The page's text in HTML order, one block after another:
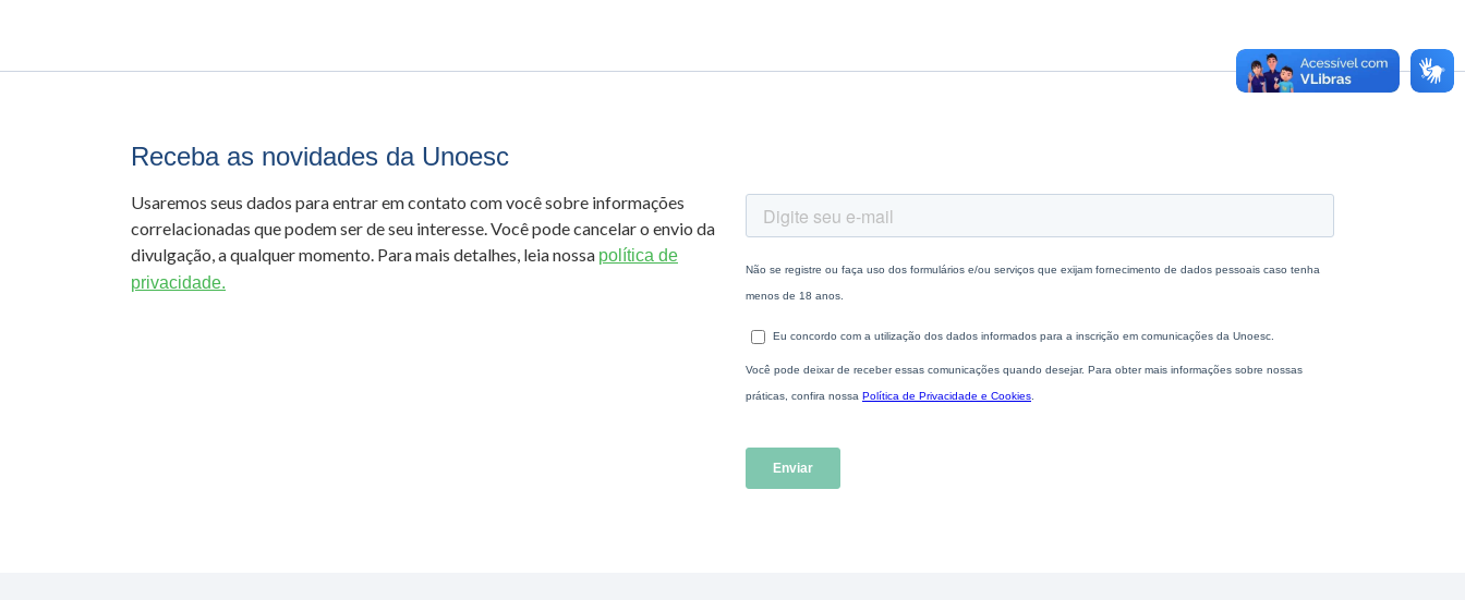
Receba as novidades da Unoesc
Usaremos seus dados para entrar em contato com você sobre informações
correlacionadas que podem ser de seu interesse. Você pode cancelar o envio da
divulgação, a qualquer momento. Para mais detalhes, leia nossa política de
privacidade.